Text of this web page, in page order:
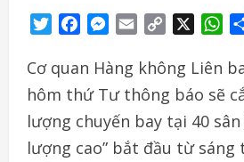
TwitterFacebookMessenger
Email
Copy
Cơ quan Hàng không Liên
hôm thứ Tư thông báo sẽ
lượng chuyến bay tại 40 sân
lượng cao” bắt đầu từ sáng